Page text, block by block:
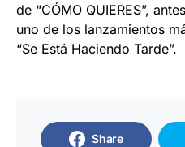
de “CÓMO QUIERES”,
uno de los lanzamientos
“Se Está Haciendo Tarde”.
Share